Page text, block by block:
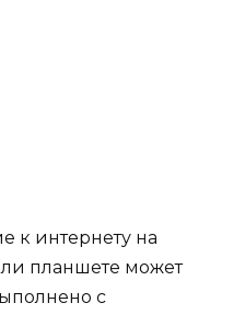
к интернету на
планшете может
с